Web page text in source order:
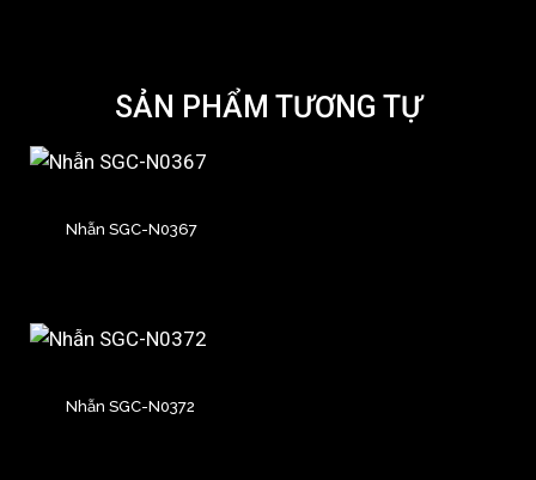
SẢN PHẨM TƯƠNG TỰ
Nhẫn SGC-N0367
Nhẫn SGC-N0372